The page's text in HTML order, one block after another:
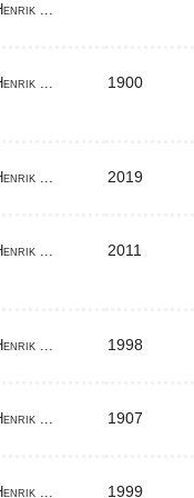
...
... 1900
... 2019
... 2011
... 1998
... 1907
... 1999